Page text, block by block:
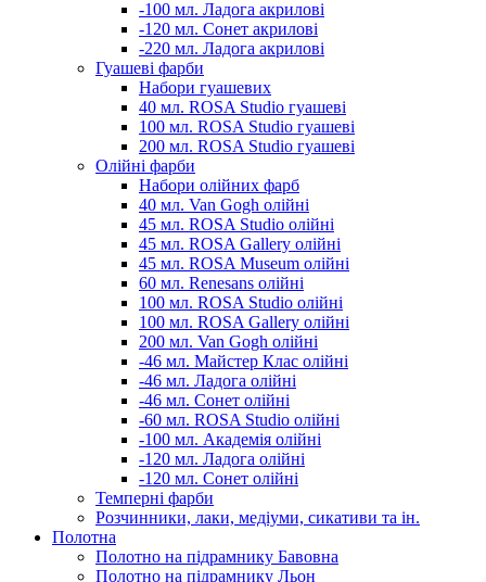
-100 мл. Ладога акрилові
-120 мл. Сонет акрилові
-220 мл. Ладога акрилові
Гуашеві фарби
Набори гуашевих
40 мл. ROSA Studio гуашеві
100 мл. ROSA Studio гуашеві
200 мл. ROSA Studio гуашеві
Олійні фарби
Набори олійних фарб
40 мл. Van Gogh олійні
45 мл. ROSA Studio олійні
45 мл. ROSA Gallery олійні
45 мл. ROSA Museum олійні
60 мл. Renesans олійні
100 мл. ROSA Studio олійні
100 мл. ROSA Gallery олійні
200 мл. Van Gogh олійні
-46 мл. Майстер Клас олійні
-46 мл. Ладога олійні
-46 мл. Сонет олійні
-60 мл. ROSA Studio олійні
-100 мл. Академія олійні
-120 мл. Ладога олійні
-120 мл. Сонет олійні
Темперні фарби
Розчинники, лаки, медіуми, сикативи та ін.
Полотна
Полотно на підрамнику Бавовна
Полотно на підрамнику Льон